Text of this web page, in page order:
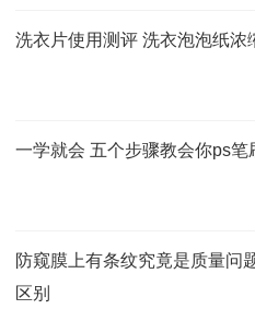
洗衣片使用测评 洗衣泡泡纸浓
一学就会 五个步骤教会你ps笔
防窥膜上有条纹究竟是质量问
区别